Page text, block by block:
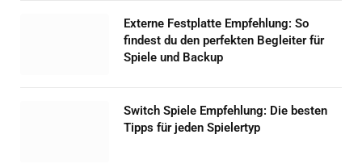
Externe Festplatte Empfehlung: So
findest du den perfekten Begleiter für
Spiele und Backup
Switch Spiele Empfehlung: Die besten
Tipps für jeden Spielertyp